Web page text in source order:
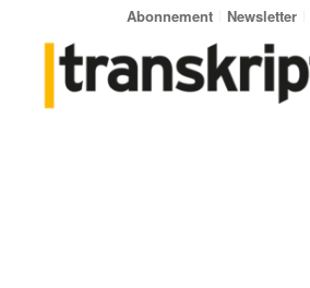
Abonnement Newsletter